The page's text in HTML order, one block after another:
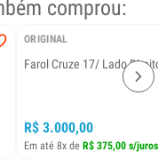
comprou:
ORIGINAL
Farol Cruze 17/ Lado Direito
R$ 3.000,00
Em até 8x de R$ 375,00 s/juros